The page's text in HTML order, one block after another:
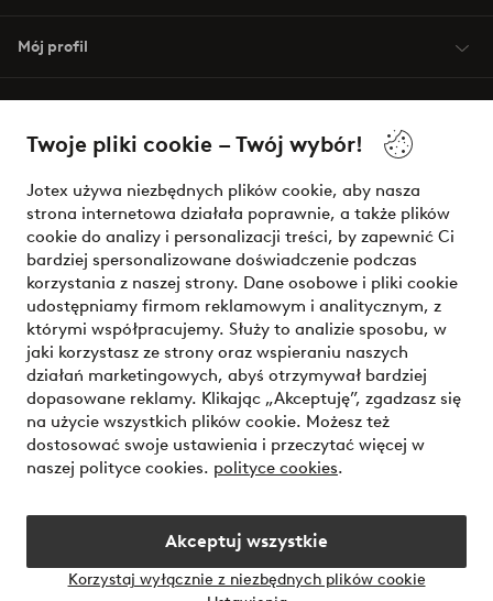
Twoje pliki cookie – Twój wybór!
Jotex używa niezbędnych plików cookie, aby nasza
strona internetowa działała poprawnie, a także plików
cookie do analizy i personalizacji treści, by zapewnić Ci
bardziej spersonalizowane doświadczenie podczas
korzystania z naszej strony. Dane osobowe i pliki cookie
udostępniamy firmom reklamowym i analitycznym, z
którymi współpracujemy. Służy to analizie sposobu, w
jaki korzystasz ze strony oraz wspieraniu naszych
działań marketingowych, abyś otrzymywał bardziej
dopasowane reklamy. Klikając „Akceptuję”, zgadzasz się
na użycie wszystkich plików cookie. Możesz też
dostosować swoje ustawienia i przeczytać więcej w
naszej polityce cookies. polityce cookies.
Akceptuj wszystkie
Korzystaj wyłącznie z niezbędnych plików cookie
Mój profil
Warunki
Bezpieczne płatności - zapłać teraz lub podziel się
Chcesz dowiedzieć się więcej o naszych opcjach płatności